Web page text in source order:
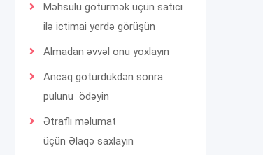
Məhsulu götürmək üçün satıcı
ilə ictimai yerdə görüşün
Almadan əvvəl onu yoxlayın
Ancaq götürdükdən sonra
pulunu ödəyin
Ətraflı məlumat
üçün Əlaqə saxlayın